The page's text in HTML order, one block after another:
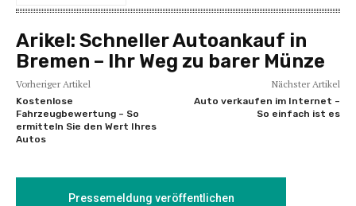
Arikel: Schneller Autoankauf in
Bremen – Ihr Weg zu barer Münze
Vorheriger Artikel
Kostenlose
Fahrzeugbewertung – So
ermitteln Sie den Wert Ihres
Autos
Nächster Artikel
Auto verkaufen im Internet –
So einfach ist es
Pressemeldung veröffentlichen